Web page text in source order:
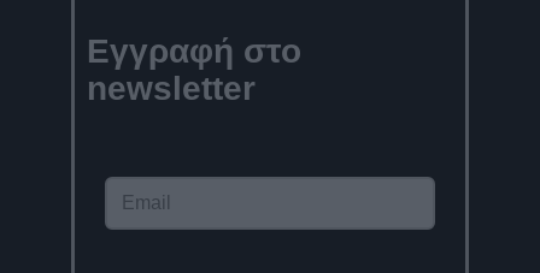
Εγγραφή στο
newsletter